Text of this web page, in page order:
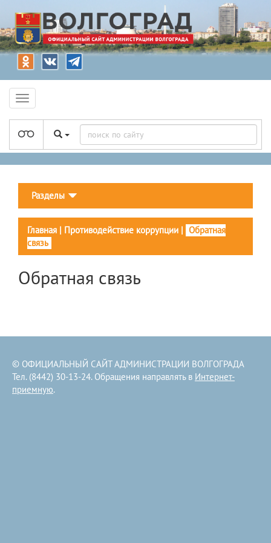
Разделы
Главная | Противодействие коррупции | Обратная
связь
Обратная связь
© ОФИЦИАЛЬНЫЙ САЙТ АДМИНИСТРАЦИИ ВОЛГОГРАДА
Тел. (8442) 30-13-24. Обращения направлять в Интернет-
приемную.